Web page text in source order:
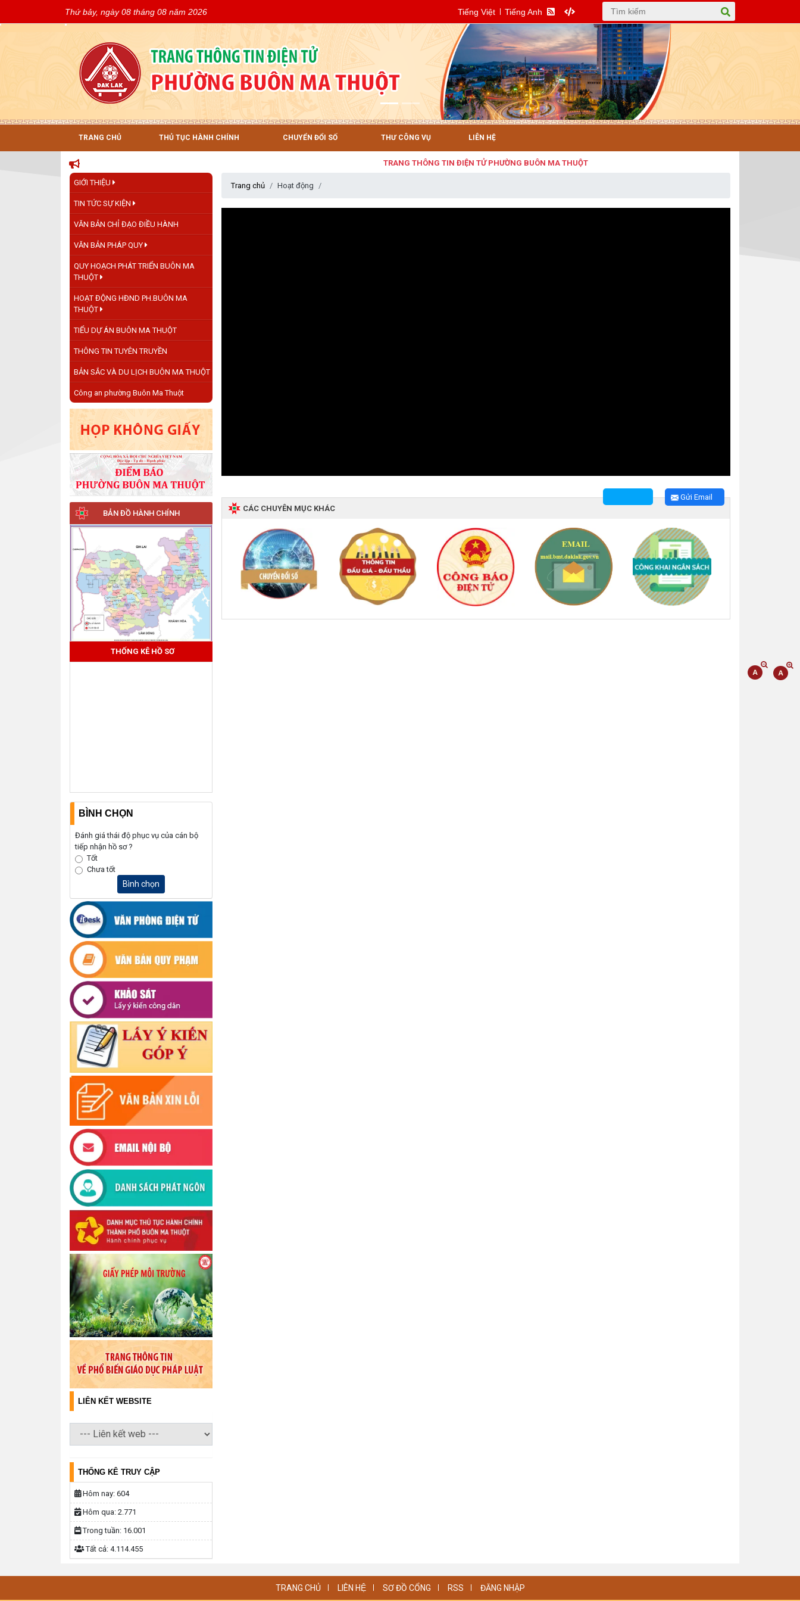
Thứ bảy, ngày 08 tháng 08 năm 2026 Tiếng Việt Tiếng Anh
TRANG CHỦ THỦ TỤC HÀNH CHÍNH CHUYỂN ĐỔI SỐ THƯ CÔNG VỤ LIÊN HỆ
TRANG THÔNG TIN ĐIỆN TỬ PHƯỜNG BUÔN MA THUỘT
GIỚI THIỆU
TIN TỨC SỰ KIỆN
VĂN BẢN CHỈ ĐẠO ĐIỀU HÀNH
VĂN BẢN PHÁP QUY
QUY HOẠCH PHÁT TRIỂN BUÔN MA
THUỘT
HOẠT ĐỘNG HĐND PH.BUÔN MA
THUỘT
TIỂU DỰ ÁN BUÔN MA THUỘT
THÔNG TIN TUYÊN TRUYỀN
BẢN SẮC VÀ DU LỊCH BUÔN MA THUỘT
Công an phường Buôn Ma Thuột
BẢN ĐỒ HÀNH CHÍNH
THỐNG KÊ HỒ SƠ
BÌNH CHỌN
Đánh giá thái độ phục vụ của cán bộ
tiếp nhận hồ sơ ?
Tốt
Chưa tốt
Bình chọn
LIÊN KẾT WEBSITE
THỐNG KÊ TRUY CẬP
Hôm nay: 604
Hôm qua: 2.771
Trong tuần: 16.001
Tất cả: 4.114.455
Trang chủ Hoạt động
Gửi Email
CÁC CHUYÊN MỤC KHÁC
TRANG CHỦ LIÊN HỆ SƠ ĐỒ CỔNG RSS ĐĂNG NHẬP